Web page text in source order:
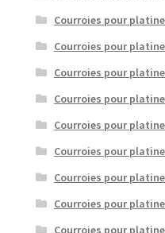
Courroies pour platine
Courroies pour
Courroies pour
Courroies pour platine
Courroies pour
Courroies pour
Courroies pour
Courroies pour platine
Courroies pour